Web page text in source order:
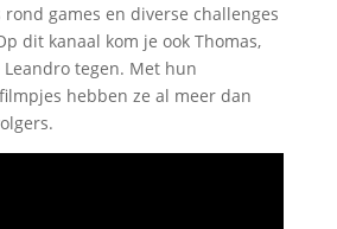
games en diverse challenges
dit kanaal kom je ook Thomas,
tegen. Met hun
hebben ze al meer dan